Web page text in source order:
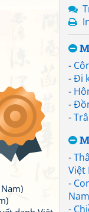
-
-Đi
-
-
-
-
Việt
-
Nam
-